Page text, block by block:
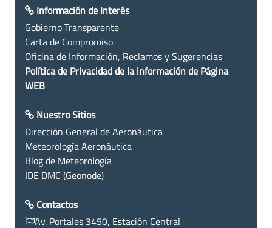
Información de Interés
Gobierno Transparente
Carta de Compromiso
Oficina de Información, Reclamos y Sugerencias
Política de Privacidad de la información de Página
WEB
Nuestro Sitios
Dirección General de Aeronáutica
Meteorología Aeronáutica
Blog de Meteorología
IDE DMC (Geonode)
Contactos
Av. Portales 3450, Estación Central